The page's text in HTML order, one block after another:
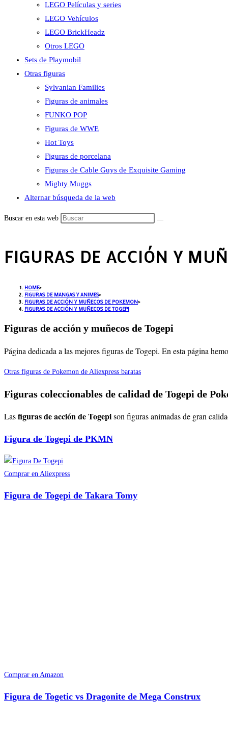
LEGO Películas y series
LEGO Vehículos
LEGO BrickHeadz
Otros LEGO
Sets de Playmobil
Otras figuras
Sylvanian Families
Figuras de animales
FUNKO POP
Figuras de WWE
Hot Toys
Figuras de porcelana
Figuras de Cable Guys de Exquisite Gaming
Mighty Muggs
Alternar búsqueda de la web
Buscar en esta web
FIGURAS DE ACCIÓN Y
HOME>
FIGURAS DE MANGAS Y ANIMES>
FIGURAS DE ACCIÓN Y MUÑECOS DE POKEMON>
FIGURAS DE ACCIÓN Y MUÑECOS DE TOGEPI
Figuras de acción y muñecos de Togepi
Página dedicada a las mejores figuras de Togepi. En esta página
Otras figuras de Pokemon de Aliexpress baratas
Figuras coleccionables de calidad de Togepi de
Lasfiguras de acción de Togepison figuras animadas de gran
Figura de Togepi de PKMN
Comprar en Aliexpress
Figura de Togepi de Takara Tomy
Comprar en Amazon
Figura de Togetic vs Dragonite de Mega Construx